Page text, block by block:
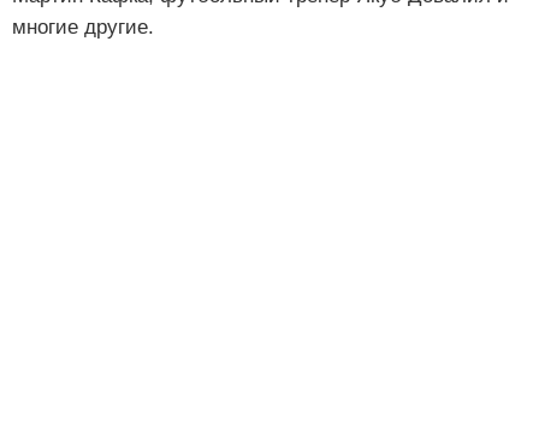
многие другие.